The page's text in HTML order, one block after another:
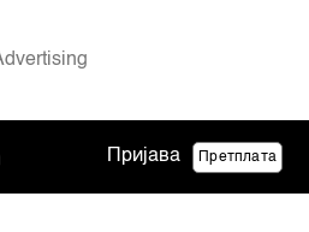
Пријава Претплата